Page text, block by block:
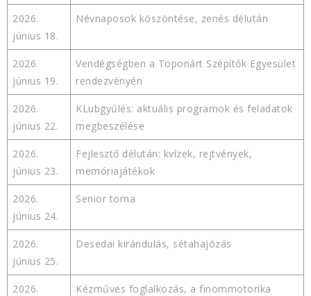
2026.
június 18.
Névnaposok köszöntése, zenés délután
2026.
június 19.
Vendégségben a Toponárt Szépítők Egyesület
rendezvényén
2026.
június 22.
KLubgyűlés: aktuális programok és feladatok
megbeszélése
2026.
június 23.
Fejlesztő délután: kvízek, rejtvények,
memóriajátékok
2026.
június 24.
Senior torna
2026.
június 25.
Desedai kirándulás, sétahajózás
2026.
Kézműves foglalkozás, a finommotorika